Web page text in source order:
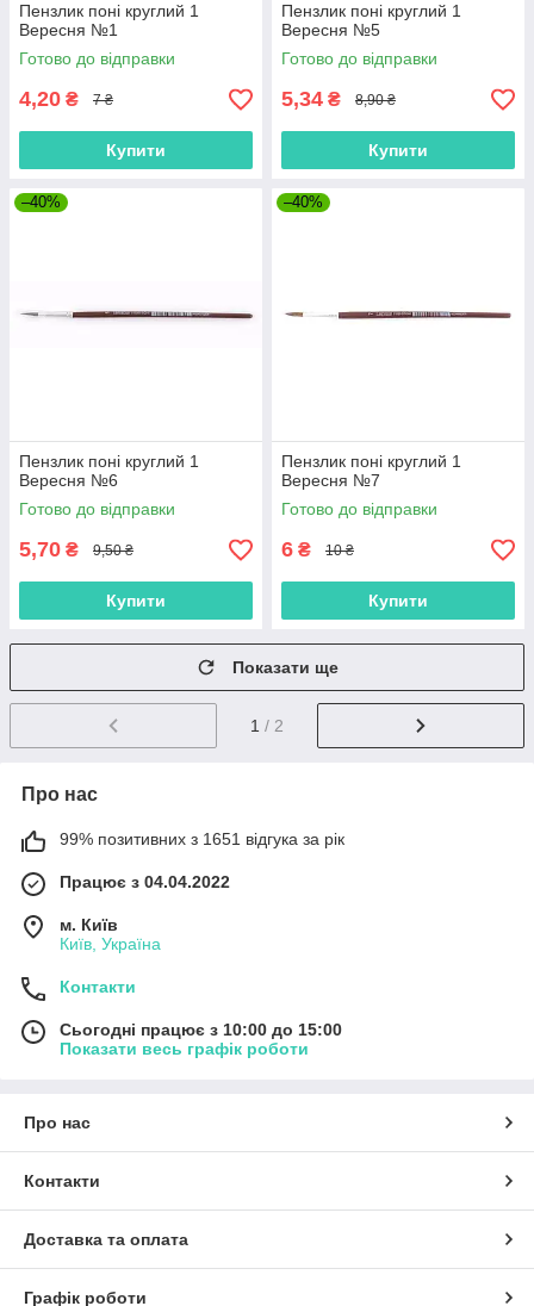
Пензлик поні круглий 1
Вересня №1
Готово до відправки
4,20 ₴ 7 ₴
Купити
Пензлик поні круглий 1
Вересня №5
Готово до відправки
5,34 ₴ 8,90 ₴
Купити
–40%
Пензлик поні круглий 1
Вересня №6
Готово до відправки
5,70 ₴ 9,50 ₴
Купити
–40%
Пензлик поні круглий 1
Вересня №7
Готово до відправки
6 ₴ 10 ₴
Купити
Показати ще
1 / 2
Про нас
99% позитивних з 1651 відгука за рік
Працює з 04.04.2022
м. Київ
Київ, Україна
Контакти
Сьогодні працює з 10:00 до 15:00
Показати весь графік роботи
Про нас
Контакти
Доставка та оплата
Графік роботи